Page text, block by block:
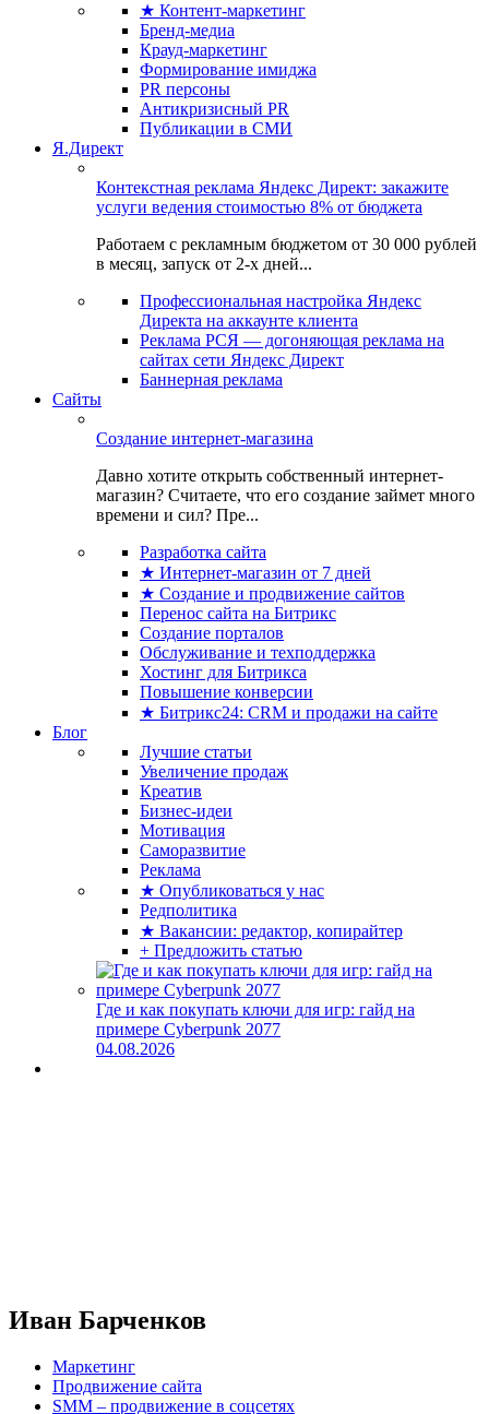
★ Контент-маркетинг
Бренд-медиа
Крауд-маркетинг
Формирование имиджа
PR персоны
Антикризисный PR
Публикации в СМИ
Я.Директ
Контекстная реклама Яндекс Директ: закажите
услуги ведения стоимостью 8% от бюджета
Работаем с рекламным бюджетом от 30 000 рублей
в месяц, запуск от 2-х дней...
Профессиональная настройка Яндекс
Директа на аккаунте клиента
Реклама РСЯ — догоняющая реклама на
сайтах сети Яндекс Директ
Баннерная реклама
Сайты
Создание интернет-магазина
Давно хотите открыть собственный интернет-
магазин? Считаете, что его создание займет много
времени и сил? Пре...
Разработка сайта
★ Интернет-магазин от 7 дней
★ Создание и продвижение сайтов
Перенос сайта на Битрикс
Создание порталов
Обслуживание и техподдержка
Хостинг для Битрикса
Повышение конверсии
★ Битрикс24: CRM и продажи на сайте
Блог
Лучшие статьи
Увеличение продаж
Креатив
Бизнес-идеи
Мотивация
Саморазвитие
Реклама
★ Опубликоваться у нас
Редполитика
★ Вакансии: редактор, копирайтер
+ Предложить статью
Где и как покупать ключи для игр: гайд на
примере Cyberpunk 2077
04.08.2026
Иван Барченков
Маркетинг
Продвижение сайта
SMM – продвижение в соцсетях